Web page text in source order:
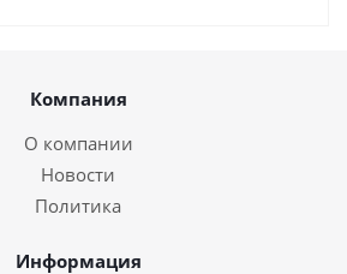
Компания
О компании
Новости
Политика
Информация